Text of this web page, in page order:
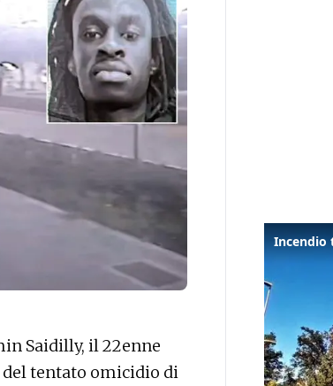
Saidilly, il 22enne
tentato omicidio di